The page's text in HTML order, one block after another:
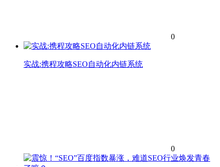
0
实战:携程攻略SEO自动化内链系统
0